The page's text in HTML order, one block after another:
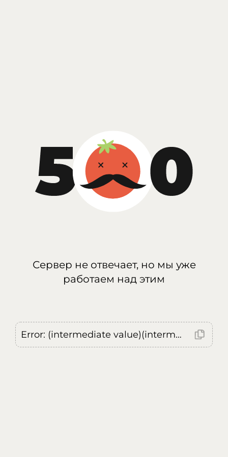
Сервер не отвечает, но мы уже
работаем над этим
Error: (intermediate value)(intermediate value)(intermediate value).replaceAll is not a function